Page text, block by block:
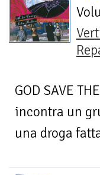
GOD SAVE
incontra un
una droga